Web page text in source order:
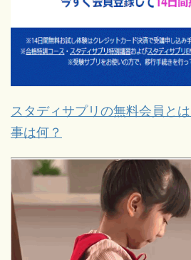
スタディサプリの無料会員と
事は何？